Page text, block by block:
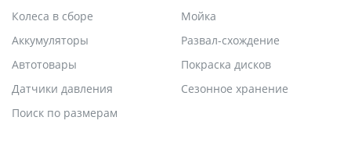
Колеса в сборе
Аккумуляторы
Автотовары
Датчики давления
Поиск по размерам
Мойка
Развал-схождение
Покраска дисков
Сезонное хранение